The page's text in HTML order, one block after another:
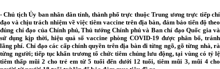
- Chủ tịch Ủy ban nhân dân tỉnh, thành phố trực thuộc Trung ương trực tiếp chỉ
đạo và chịu trách nhiệm về việc tiêm vaccine trên địa bàn, đảm bảo tiến độ theo
đúng chỉ đạo của Chính phủ, Thủ tướng Chính phủ và Ban chỉ đạo Quốc gia và
sử dụng kịp thời, hiệu quả số vaccine phòng COVID-19 được phân bổ, tránh
lãng phí. Chỉ đạo các cấp chính quyền trên địa bàn đi từng ngõ, gõ từng nhà, rà
từng người; tiếp tục khẩn trương tổ chức tiêm chủng lưu động, tại vùng có tỷ lệ
tiêm thấp mũi 2 cho trẻ em từ 5 tuổi đến dưới 12 tuổi, tiêm mũi 3, mũi 4 cho